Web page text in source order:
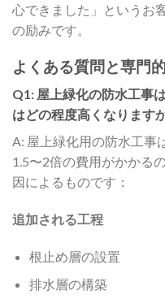
心できました」というお
の励みです。
よくある質問と専門
Q1: 屋上緑化の防水工事
はどの程度高くなります
A: 屋上緑化用の防水工事
1.5〜2倍の費用がかかる
因によるものです：
追加される工程
根止め層の設置
排水層の構築